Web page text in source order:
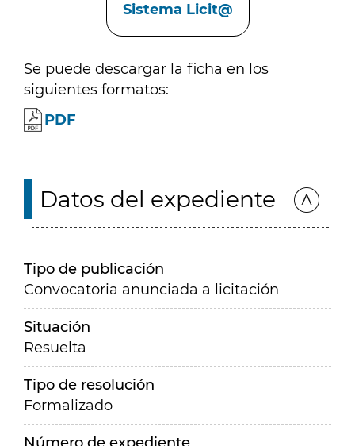
Sistema Licit@
Se puede descargar la ficha en los
siguientes formatos:
PDF
Datos del expediente
Tipo de publicación
Convocatoria anunciada a licitación
Situación
Resuelta
Tipo de resolución
Formalizado